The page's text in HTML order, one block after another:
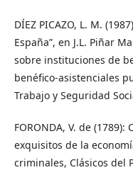
DÍEZ PICAZO, L. M.
España”, en J.L. Piñar
sobre instituciones de
benéfico-asistenciales
Trabajo y Seguridad
FORONDA, V. de
exquisitos de la
criminales, Clásicos del